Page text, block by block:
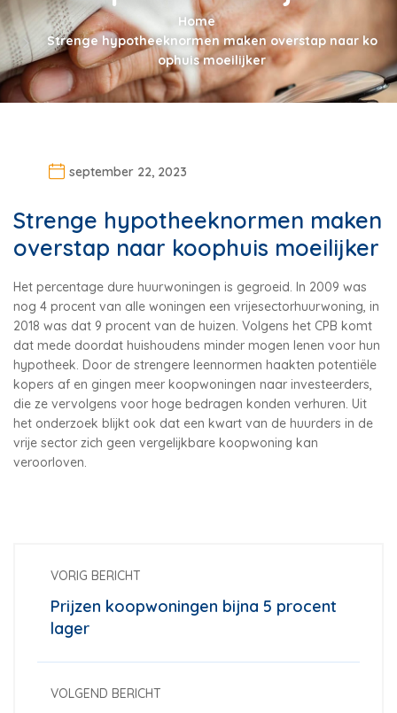
Home
Strenge hypotheeknormen maken overstap naar ko
ophuis moeilijker
september 22, 2023
Strenge hypotheeknormen maken
overstap naar koophuis moeilijker
Het percentage dure huurwoningen is gegroeid. In 2009 was
nog 4 procent van alle woningen een vrijesectorhuurwoning, in
2018 was dat 9 procent van de huizen. Volgens het CPB komt
dat mede doordat huishoudens minder mogen lenen voor hun
hypotheek. Door de strengere leennormen haakten potentiële
kopers af en gingen meer koopwoningen naar investeerders,
die ze vervolgens voor hoge bedragen konden verhuren. Uit
het onderzoek blijkt ook dat een kwart van de huurders in de
vrije sector zich geen vergelijkbare koopwoning kan
veroorloven.
VORIG BERICHT
Prijzen koopwoningen bijna 5 procent
lager
VOLGEND BERICHT